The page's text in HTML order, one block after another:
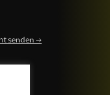
senden →